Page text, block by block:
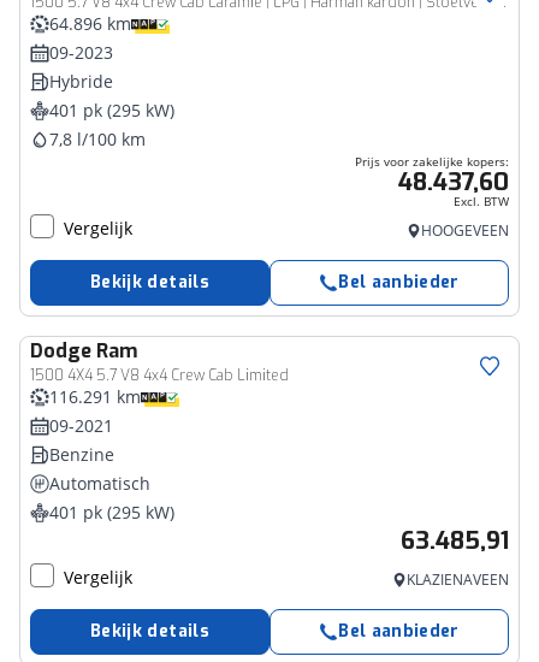
64.896 km
09-2023
Hybride
401 pk (295 kW)
7,8 l/100 km
Prijs voor zakelijke kopers:
48.437,60
Excl. BTW
Vergelijk HOOGEVEEN
Bekijk details Bel aanbieder
Dodge Ram
1500 4X4 5.7 V8 4x4 Crew Cab Limited
Bedrijfswagen
116.291 km
09-2021
Benzine
Automatisch
401 pk (295 kW)
63.485,91
Vergelijk KLAZIENAVEEN
Bekijk details Bel aanbieder